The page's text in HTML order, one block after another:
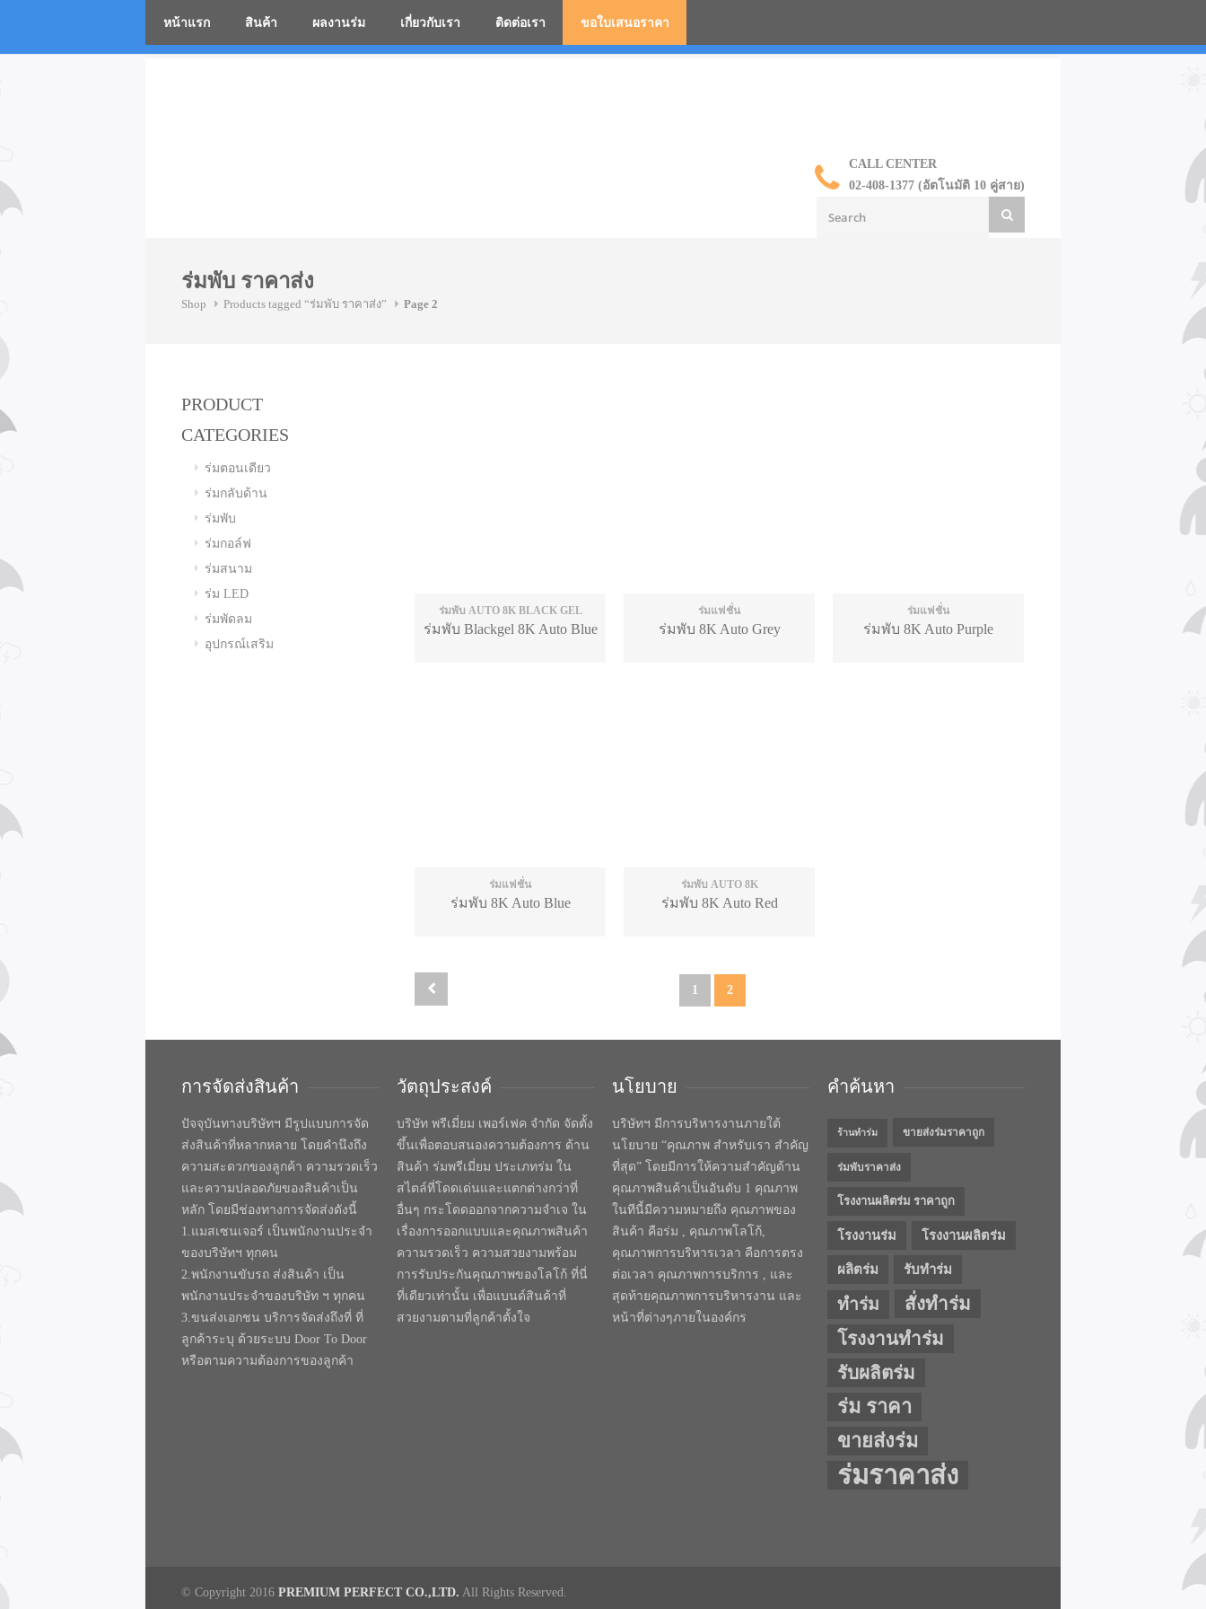
CALL CENTER
02-408-1377 (อัตโนมัติ 10 คู่สาย)
หน้าแรก สินค้า ผลงานร่ม เกี่ยวกับเรา ติดต่อเรา ขอใบเสนอราคา
ร่มพับ ราคาส่ง
Shop Products tagged “ร่มพับ ราคาส่ง” Page 2
PRODUCT
CATEGORIES
ร่มตอนเดียว
ร่มกลับด้าน
ร่มพับ
ร่มกอล์ฟ
ร่มสนาม
ร่ม LED
ร่มพัดลม
อุปกรณ์เสริม
ร่มพับ AUTO 8K BLACK GEL
ร่มพับ Blackgel 8K Auto Blue
ร่มแฟชั่น
ร่มพับ 8K Auto Grey
ร่มแฟชั่น
ร่มพับ 8K Auto Purple
ร่มแฟชั่น
ร่มพับ 8K Auto Blue
ร่มพับ AUTO 8K
ร่มพับ 8K Auto Red
1 2
การจัดส่งสินค้า
ปัจจุบันทางบริษัทฯ มีรูปแบบการจัด
ส่งสินค้าที่หลากหลาย โดยคำนึงถึง
ความสะดวกของลูกค้า ความรวดเร็ว
และความปลอดภัยของสินค้าเป็น
หลัก โดยมีช่องทางการจัดส่งดังนี้
1.แมสเซนเจอร์ เป็นพนักงานประจำ
ของบริษัทฯ ทุกคน
2.พนักงานขับรถ ส่งสินค้า เป็น
พนักงานประจำของบริษัท ฯ ทุกคน
3.ขนส่งเอกชน บริการจัดส่งถึงที่ ที่
ลูกค้าระบุ ด้วยระบบ Door To Door
หรือตามความต้องการของลูกค้า
วัตถุประสงค์
บริษัท พรีเมี่ยม เพอร์เฟค จำกัด จัดตั้ง
ขึ้นเพื่อตอบสนองความต้องการ ด้าน
สินค้า ร่มพรีเมี่ยม ประเภทร่ม ใน
สไตล์ที่โดดเด่นและแตกต่างกว่าที่
อื่นๆ กระโดดออกจากความจำเจ ใน
เรื่องการออกแบบและคุณภาพสินค้า
ความรวดเร็ว ความสวยงามพร้อม
การรับประกันคุณภาพของโลโก้ ที่นี่
ที่เดียวเท่านั้น เพื่อแบนด์สินค้าที่
สวยงามตามที่ลูกค้าตั้งใจ
นโยบาย
บริษัทฯ มีการบริหารงานภายใต้
นโยบาย “คุณภาพ สำหรับเรา สำคัญ
ที่สุด” โดยมีการให้ความสำคัญด้าน
คุณภาพสินค้าเป็นอันดับ 1 คุณภาพ
ในทีนี้มีความหมายถึง คุณภาพของ
สินค้า คือร่ม , คุณภาพโลโก้,
คุณภาพการบริหารเวลา คือการตรง
ต่อเวลา คุณภาพการบริการ , และ
สุดท้ายคุณภาพการบริหารงาน และ
หน้าที่ต่างๆภายในองค์กร
คำค้นหา
ร้านทำร่ม ขายส่งร่มราคาถูก
ร่มพับราคาส่ง
โรงงานผลิตร่ม ราคาถูก
โรงงานร่ม โรงงานผลิตร่ม
ผลิตร่ม รับทำร่ม
ทำร่ม
สั่งทำร่ม
โรงงานทำร่ม
รับผลิตร่ม
ร่ม ราคา
ขายส่งร่ม
ร่มราคาส่ง
© Copyright 2016 PREMIUM PERFECT CO.,LTD. All Rights Reserved.
โรงงานร่มสกรีนโลโก้ ร่มพรีเมี่ยม ร่มตอนเดียว ร่มกอล์ฟ ร่มกลับด้าน ราคาส่ง